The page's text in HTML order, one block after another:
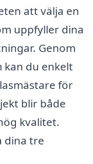
att välja en
uppfyller dina
Genom
du enkelt
för
blir både
kvalitet.
dina tre